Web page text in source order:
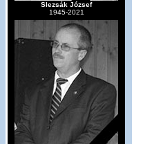
Slezsák József
1945-2021